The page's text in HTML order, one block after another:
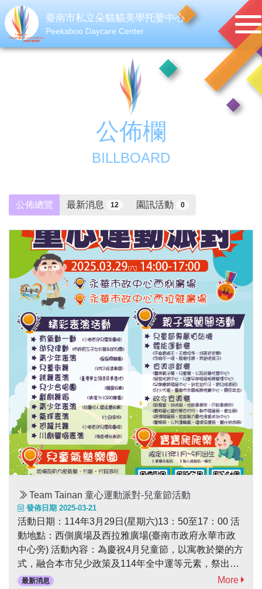
臺南市私立朵貓貓美學托嬰中心
Peekaboo Daycare Center
公佈欄
BILLBOARD
公佈總覽 最新消息 12 園訊活動 0
Team Tainan 童心運動派對-兒童節活動
發佈日期 2025-03-21
活動日期：114年3月29日(星期六)13：50至17：00 活
動地點：西側廣場及西拉雅廣場(臺南市政府永華市政
中心旁) 活動內容：為慶祝4月兒童節，以寓教於樂的方
式，融合本市兒少政策及114年全中運等元素，祭出一
系列精彩表演、多項闖關遊戲及熱門寶寶爬行比賽，現
最新消息 More